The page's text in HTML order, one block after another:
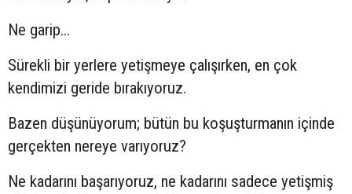
Ne garip…
Sürekli bir yerlere yetişmeye çalışırken, en çok
kendimizi geride bırakıyoruz.
Bazen düşünüyorum; bütün bu koşuşturmanın içinde
gerçekten nereye varıyoruz?
Ne kadarını başarıyoruz, ne kadarını sadece yetişmiş